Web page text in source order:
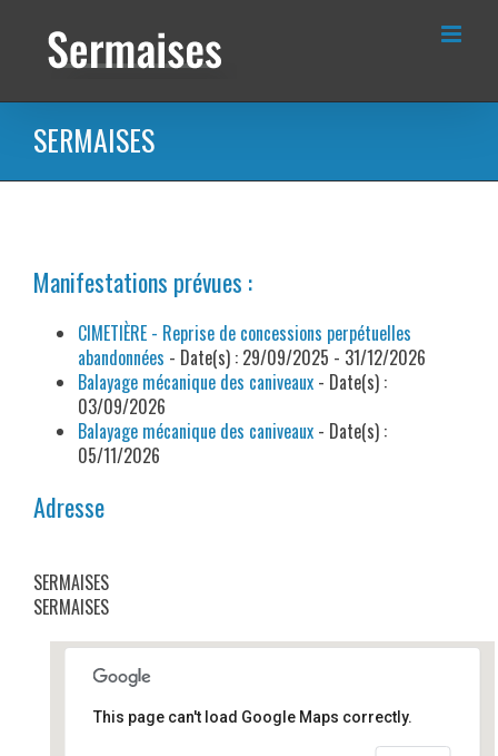
contenu
SERMAISES
Manifestations prévues :
CIMETIÈRE - Reprise de concessions perpétuelles
abandonnées - Date(s) : 29/09/2025 - 31/12/2026
Balayage mécanique des caniveaux - Date(s) :
03/09/2026
Balayage mécanique des caniveaux - Date(s) :
05/11/2026
Adresse
SERMAISES
SERMAISES
This page can't load Google Maps correctly.